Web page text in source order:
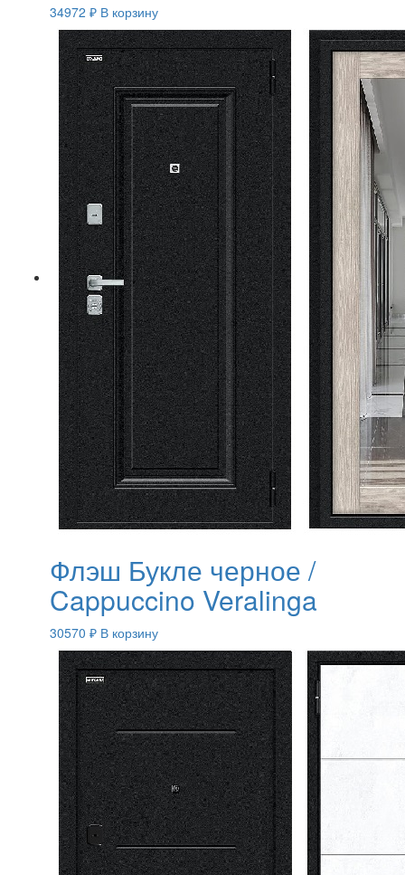
34972 ₽ В корзину
Флэш Букле черное /
Cappuccino Veralinga
30570 ₽ В корзину